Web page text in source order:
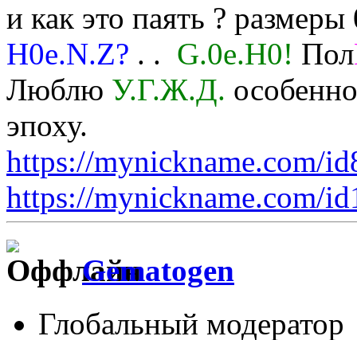
и как это паять ?
H0e.N.Z? . . G.0e.H0! Пол
Люблю У.Г.Ж.Д.
эпоху.
https://mynickname.com/
https://mynickname.com/
Gematogen
Глобальный модератор